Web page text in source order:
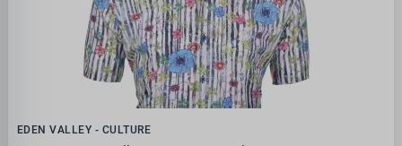
EDEN VALLEY - CULTURE